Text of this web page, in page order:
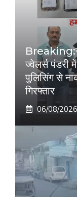
ज्वेलर्स पंडरी
पुलिसिंग से
गिरफ्तार
06/08/2026